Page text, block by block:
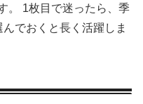
。 1枚目で迷ったら、季
でおくと長く活躍しま